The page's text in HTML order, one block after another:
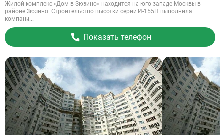
Жилой комплекс «Дом в Зюзино» находится на юго-западе Москвы в
районе Зюзино. Строительство высотки серии И-155Н выполнила
компани...
Показать телефон